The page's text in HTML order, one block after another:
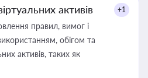
активів +1
правил, вимог і
обігом та
активів, таких як